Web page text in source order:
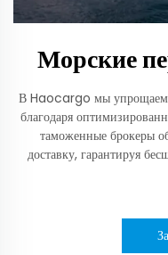
Морские
В Haocargo мы упрощаем
благодаря
таможенные брокеры
доставку, гарантируя